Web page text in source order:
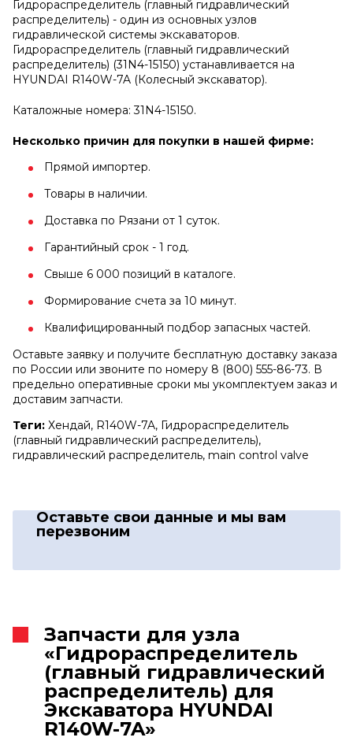
Гидрораспределитель (главный гидравлический
распределитель) - один из основных узлов
гидравлической системы экскаваторов.
Гидрораспределитель (главный гидравлический
распределитель) (31N4-15150) устанавливается на
HYUNDAI R140W-7A (Колесный экскаватор).
Каталожные номера: 31N4-15150.
Несколько причин для покупки в нашей фирме:
Прямой импортер.
Товары в наличии.
Доставка по Рязани от 1 суток.
Гарантийный срок - 1 год.
Свыше 6 000 позиций в каталоге.
Формирование счета за 10 минут.
Квалифицированный подбор запасных частей.
Оставьте заявку и получите бесплатную доставку заказа
по России или звоните по номеру 8 (800) 555-86-73. В
предельно оперативные сроки мы укомплектуем заказ и
доставим запчасти.
Теги: Хендай, R140W-7A, Гидрораспределитель
(главный гидравлический распределитель),
гидравлический распределитель, main control valve
Оставьте свои данные и мы вам
перезвоним
Запчасти для узла
«Гидрораспределитель
(главный гидравлический
распределитель) для
Экскаватора HYUNDAI
R140W-7A»